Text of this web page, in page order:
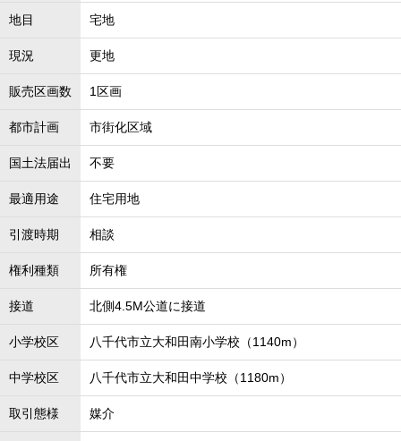
地目 宅地
現況 更地
販売区画数 1区画
都市計画 市街化区域
国土法届出 不要
最適用途 住宅用地
引渡時期 相談
権利種類 所有権
接道 北側4.5M公道に接道
小学校区 八千代市立大和田南小学校（1140m）
中学校区 八千代市立大和田中学校（1180m）
取引態様 媒介